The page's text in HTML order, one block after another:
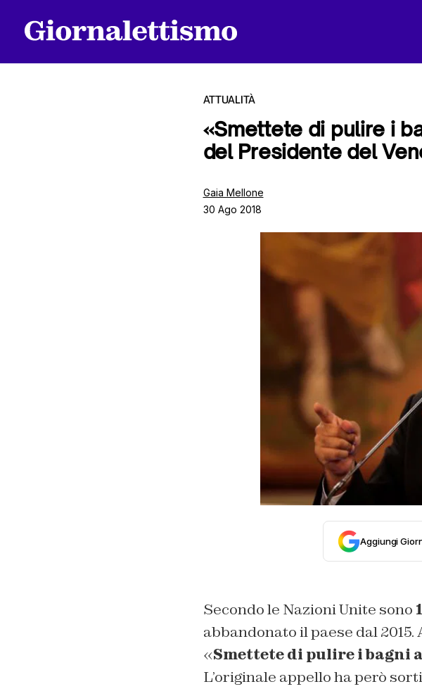
ATTUALITÀ
«Smettete di pulire i
del Presidente del
Gaia Mellone
30 Ago 2018
Aggiungi
Secondo le Nazioni Unite sono
abbandonato il paese dal
«Smettete di pulire i bagni
L’originale appello ha però